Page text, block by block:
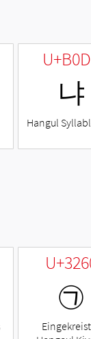
냐
Hangul
㉠